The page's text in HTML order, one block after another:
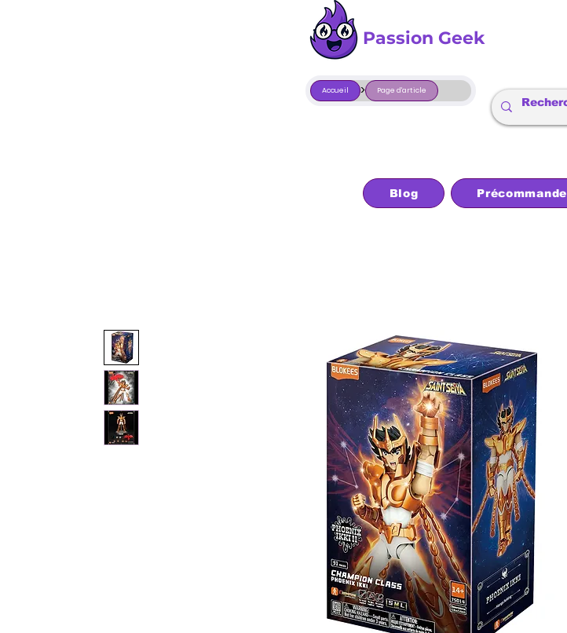
Passion Geek
Accueil > Page d'article
Blog Précommande